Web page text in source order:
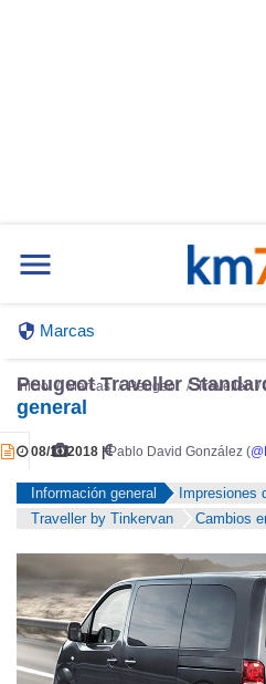
Peugeot Traveller
general
Información general
Impresiones